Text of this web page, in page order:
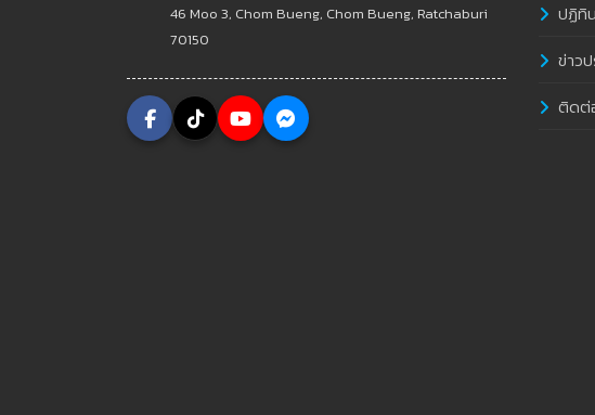
46 Moo 3, Chom Bueng, Chom Bueng, Ratchaburi
70150
ปฏิทิ
ข่าว
ติดต่